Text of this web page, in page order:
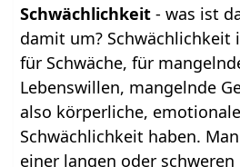
Schwächlichkeit - was ist
damit um? Schwächlichkeit
für Schwäche, für
Lebenswillen, mangelnde
also körperliche,
Schwächlichkeit haben.
einer langen oder